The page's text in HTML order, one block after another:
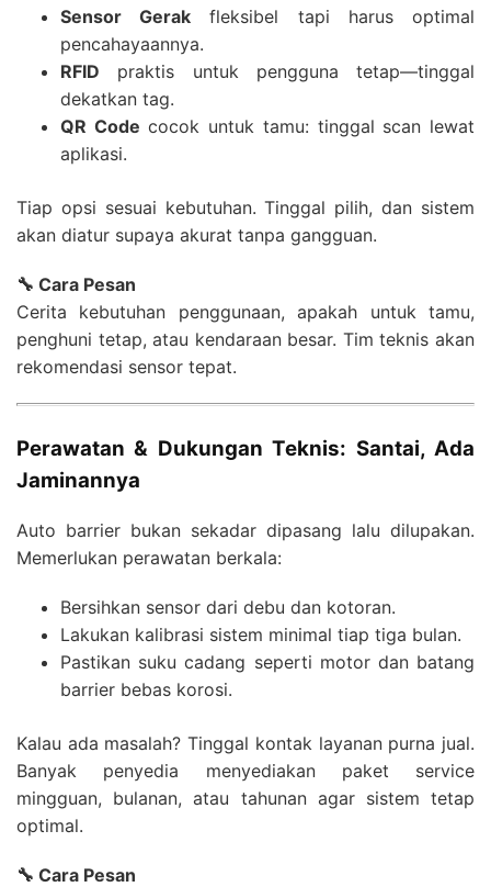
Sensor Gerak fleksibel tapi harus optimal
pencahayaannya.
RFID praktis untuk pengguna tetap—tinggal
dekatkan tag.
QR Code cocok untuk tamu: tinggal scan lewat
aplikasi.
Tiap opsi sesuai kebutuhan. Tinggal pilih, dan sistem
akan diatur supaya akurat tanpa gangguan.
🔧 Cara Pesan
Cerita kebutuhan penggunaan, apakah untuk tamu,
penghuni tetap, atau kendaraan besar. Tim teknis akan
rekomendasi sensor tepat.
Perawatan & Dukungan Teknis: Santai, Ada
Jaminannya
Auto barrier bukan sekadar dipasang lalu dilupakan.
Memerlukan perawatan berkala:
Bersihkan sensor dari debu dan kotoran.
Lakukan kalibrasi sistem minimal tiap tiga bulan.
Pastikan suku cadang seperti motor dan batang
barrier bebas korosi.
Kalau ada masalah? Tinggal kontak layanan purna jual.
Banyak penyedia menyediakan paket service
mingguan, bulanan, atau tahunan agar sistem tetap
optimal.
🔧 Cara Pesan